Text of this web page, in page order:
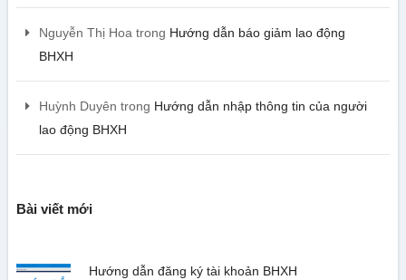
Nguyễn Thị Hoatrong Hướng dẫn báo giảm lao động
BHXH
Huỳnh Duyên trong Hướng dẫn nhập thông tin của người
lao động BHXH
Bài viết mới
Hướng dẫn đăng ký tài khoản BHXH